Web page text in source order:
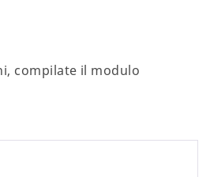
compilate il modulo